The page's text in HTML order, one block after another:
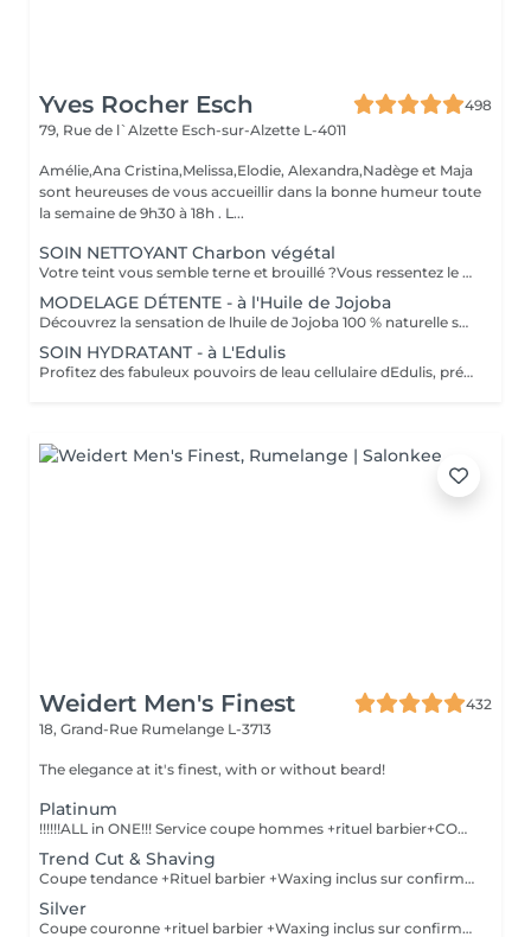
Yves Rocher Esch
498
79, Rue de l`Alzette Esch-sur-Alzette L-4011
Amélie,Ana Cristina,Melissa,Elodie, Alexandra,Nadège et Maja
sont heureuses de vous accueillir dans la bonne humeur toute
la semaine de 9h30 à 18h . L...
SOIN NETTOYANT Charbon végétal
Votre teint vous semble terne et brouillé ?Vous ressentez le besoin de nettoyer votre peau? Ce soin nettoyant s'adresse à vous. Il permettra de traiter votre peau sans la décaper. Purifié et détoxifié, votre visage retrouve un teint unifié,frais et lumineux. Une vraie bouffée d'oxygène pour votre peau!
MODELAGE DÉTENTE - à l'Huile de Jojoba
Découvrez la sensation de lhuile de Jojoba 100 % naturelle sur votre peau. Nourrie, votre peau retrouve tout son confort. Libéré de ses tensions grâce aux mains habiles de notre esthéticienne, votre visage est détendu. Bénéfices : Nourrie, votre peau retrouve tout son confort.
SOIN HYDRATANT - à L'Edulis
Profitez des fabuleux pouvoirs de leau cellulaire dEdulis, précieuse source dhydratation continue. Après la brumisation du Sérum concentré en eau cellulaire, le Masque Crème ressourçant se transforme en une texture soyeuse qui fond sur votre peau sous le délicat modelage de notre esthéticienne. Bénéfices : Gorgée deau, votre peau retrouve douceur, souplesse et éclat. Retrouvez le confort dune peau hydratée en continu.
Weidert Men's Finest
432
18, Grand-Rue Rumelange L-3713
The elegance at it's finest, with or without beard!
Platinum
!!!!!!ALL in ONE!!! Service coupe hommes +rituel barbier+COLORATION de BARBE +Waxing inclus sur confirmation personnelle Shampoing &styling inclus
Trend Cut & Shaving
Coupe tendance +Rituel barbier +Waxing inclus sur confirmation personnelle Shampoing&styling inclus
Silver
Coupe couronne +rituel barbier +Waxing inclus sur confirmation personnelle